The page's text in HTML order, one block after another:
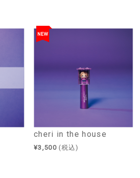
NEW
cheri in the house
¥3,500 (税込)